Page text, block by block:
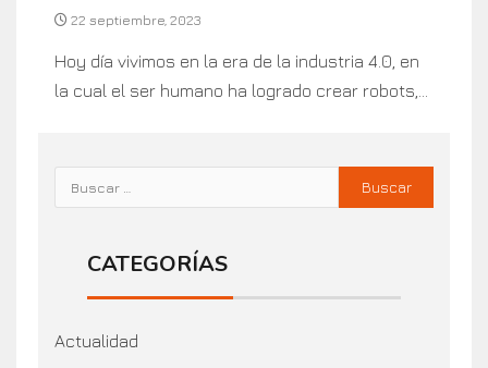
22 septiembre, 2023
Hoy día vivimos en la era de la industria 4.0, en
la cual el ser humano ha logrado crear robots,...
CATEGORÍAS
Actualidad